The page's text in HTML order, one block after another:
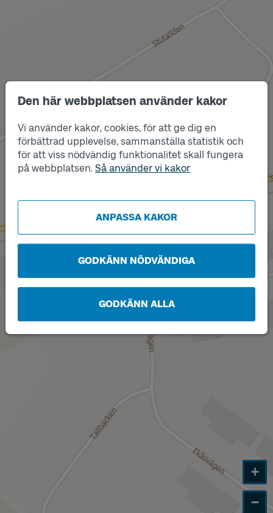
Den här webbplatsen använder kakor
Vi använder kakor, cookies, för att ge dig en
förbättrad upplevelse, sammanställa statistik och
för att viss nödvändig funktionalitet skall fungera
på webbplatsen. Så använder vi kakor
ANPASSA KAKOR
GODKÄNN NÖDVÄNDIGA
GODKÄNN ALLA
+
−